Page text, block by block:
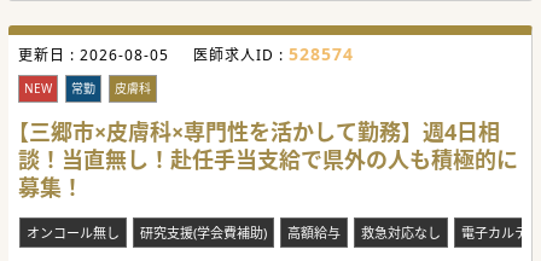
更新日 : 2026-08-05 医師求人ID : 528574
NEW 常勤 皮膚科
【三郷市×皮膚科×専門性を活かして勤務】週4日相
談！当直無し！赴任手当支給で県外の人も積極的に
募集！
オンコール無し 研究支援(学会費補助) 高額給与 救急対応なし 電子カルテ